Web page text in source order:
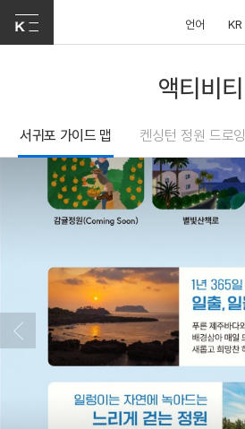
언어 KR
액티비티
서귀포 가이드 맵 켄싱턴 정원 드로잉